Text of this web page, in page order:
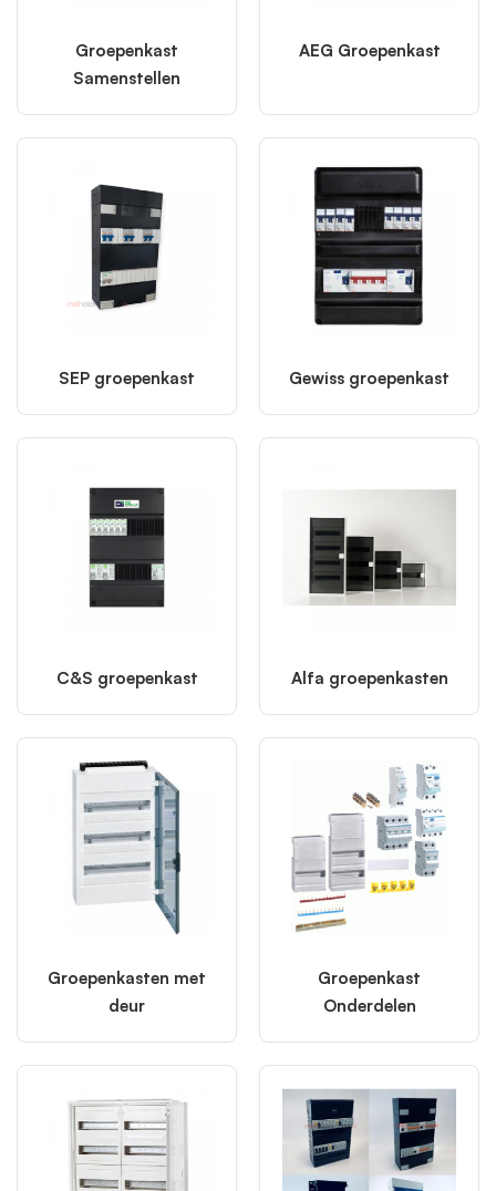
Groepenkast
Samenstellen
AEG Groepenkast
SEP groepenkast Gewiss groepenkast
C&S groepenkast Alfa groepenkasten
Groepenkasten met
deur
Groepenkast
Onderdelen